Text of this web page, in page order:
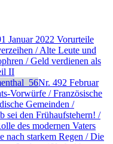
Januar 2022 Vorurteile
/ Alte Leute und
/ Geld verdienen als
II
Nr. 492 Februar
Vorwürfe / Französische
Gemeinden /
sei den Frühaufstehern! /
des modernen Vaters
nach starkem Regen / Die